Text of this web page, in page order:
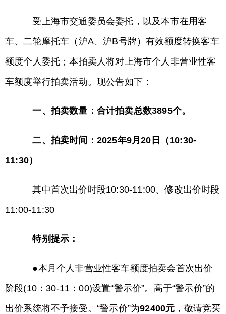
受上海市交通委员会委托，以及本市在用客
车、二轮摩托车（沪A、沪B号牌）有效额度转换客车
额度个人委托；本拍卖人将对上海市个人非营业性客
车额度举行拍卖活动。现公告如下：
一、拍卖数量：合计拍卖总数3895个。
二、拍卖时间：2025年9月20日（10:30-
11:30）
其中首次出价时段10:30-11:00、修改出价时段
11:00-11:30
特别提示：
●本月个人非营业性客车额度拍卖会首次出价
阶段(10：30-11：00)设置“警示价”。高于“警示价”的
出价系统将不予接受。“警示价”为92400元 ，敬请竞买